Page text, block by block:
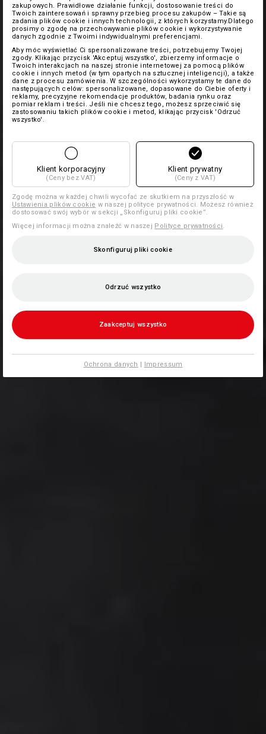
zakupowych. Prawidłowe działanie funkcji, dostosowanie treści do
Twoich zainteresowań i sprawny przebieg procesu zakupów – Takie są
zadania plików cookie i innych technologii, z których korzystamy.Dlatego
prosimy o zgodę na przechowywanie plików cookie i wykorzystywanie
danych zgodnie z Twoimi indywidualnymi preferencjami.
Aby móc wyświetlać Ci spersonalizowane treści, potrzebujemy Twojej
zgody. Klikając przycisk 'Akceptuj wszystko', zbierzemy informacje o
Twoich interakcjach na naszej stronie internetowej za pomocą plików
cookie i innych metod (w tym opartych na sztucznej inteligencji), a także
dane z procesu zamówienia. W szczególności wykorzystamy te dane do
następujących celów: spersonalizowane, dopasowane do Ciebie oferty i
reklamy, precyzyjne rekomendacje produktów, badania rynku oraz
pomiar reklam i treści. Jeśli nie chcesz tego, możesz sprzeciwić się
zastosowaniu takich plików cookie i metod, klikając przycisk 'Odrzuć
wszystko'.
Klient korporacyjny
(Ceny bez VAT)
Klient prywatny
(Ceny z VAT)
Zgodę można w każdej chwili wycofać ze skutkiem na przyszłość w
Ustawienia plików cookie w naszej polityce prywatności. Możesz również
dostosować swój wybór w sekcji „Skonfiguruj pliki cookie”.
Więcej informacji można znaleźć w naszej Polityce prywatności
Skonfiguruj pliki cookie
Odrzuć wszystko
Zaakceptuj wszystko
Ochrona danych | Impressum